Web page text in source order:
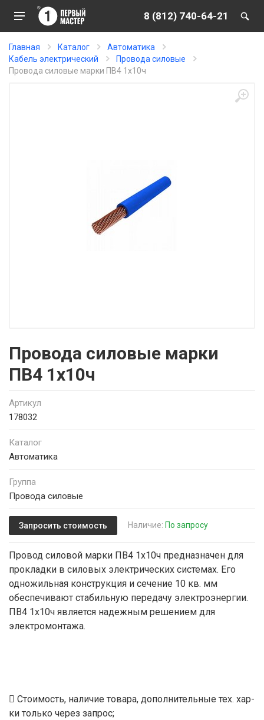
8 (812) 740-64-21
Главная Каталог
Автоматика
Кабель электрический
Провода силовые
Провода силовые марки ПВ4 1х10ч
Провода силовые марки
ПВ4 1х10ч
Артикул
178032
Каталог
Автоматика
Группа
Провода силовые
Запросить стоимость Наличие: По запросу
Провод силовой марки ПВ4 1х10ч предназначен для
прокладки в силовых электрических системах. Его
одножильная конструкция и сечение 10 кв. мм
обеспечивают стабильную передачу электроэнергии.
ПВ4 1х10ч является надежным решением для
электромонтажа.
Стоимость, наличие товара, дополнительные тех. хар-
ки только через запрос;